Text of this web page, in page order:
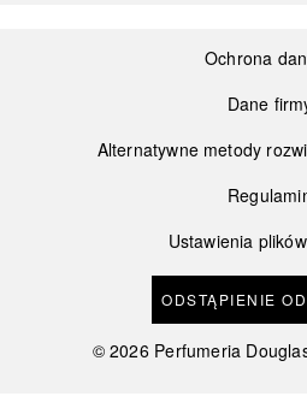
Ochrona
Dane
Alternatywne metody
Ustawienia
ODSTĄPIENIE
©2026 Perfumeria